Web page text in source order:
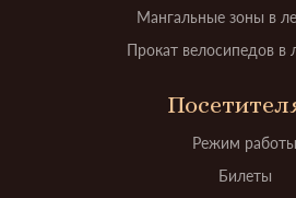
Мангальные зоны в
Прокат велосипедов в
Режим работы
Билеты